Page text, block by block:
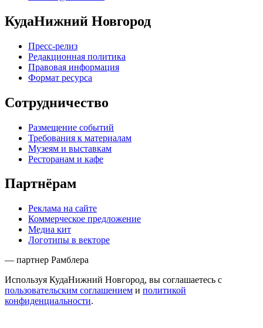
КудаНижний Новгород
Пресс-релиз
Редакционная политика
Правовая информация
Формат ресурса
Сотрудничество
Размещение событий
Требования к материалам
Музеям и выставкам
Ресторанам и кафе
Партнёрам
Реклама на сайте
Коммерческое предложение
Медиа кит
Логотипы в векторе
— партнер Рамблера
Используя КудаНижний Новгород, вы соглашаетесь с
пользовательским соглашением и политикой
конфиденциальности.